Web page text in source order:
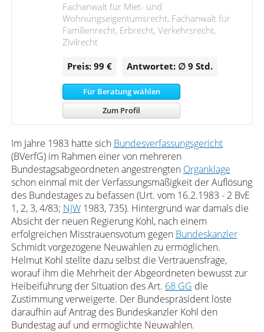
Fachanwalt für Miet- und
Wohnungseigentumsrecht, Fachanwalt für
Familienrecht, Erbrecht, Verkehrsrecht,
Zivilrecht
Preis: 99 € Antwortet: ∅ 9Std.
Für Beratung wählen
Zum Profil
Im Jahre 1983 hatte sich Bundesverfassungsgericht
(BVerfG) im Rahmen einer von mehreren
Bundestagsabgeordneten angestrengten Organklage
schon einmal mit der Verfassungsmäßigkeit der Auflösung
des Bundestages zu befassen (Urt. vom 16.2.1983 - 2 BvE
1, 2, 3, 4/83; NJW1983, 735). Hintergrund war damals die
Absicht der neuen Regierung Kohl, nach einem
erfolgreichen Misstrauensvotum gegen Bundeskanzler
Schmidt vorgezogene Neuwahlen zu ermöglichen.
Helmut Kohl stellte dazu selbst die Vertrauensfrage,
worauf ihm die Mehrheit der Abgeordneten bewusst zur
Heibeiführung der Situation des Art. 68 GG die
Zustimmung verweigerte. Der Bundespräsident löste
daraufhin auf Antrag des Bundeskanzler Kohl den
Bundestag auf und ermöglichte Neuwahlen.